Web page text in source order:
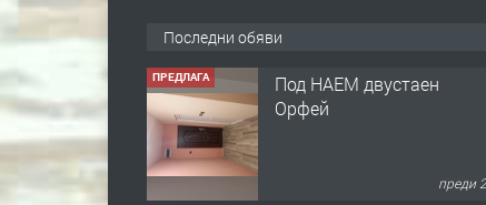
Последни обяви
ПРЕДЛАГА
Нов апартамент на ул.
Липа до Езикова
преди